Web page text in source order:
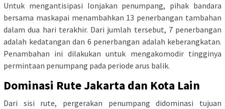
Untuk mengantisipasi lonjakan penumpang, pihak bandara
bersama maskapai menambahkan 13 penerbangan tambahan
dalam dua hari terakhir. Dari jumlah tersebut, 7 penerbangan
adalah kedatangan dan 6 penerbangan adalah keberangkatan.
Penambahan ini dilakukan untuk mengakomodir tingginya
permintaan penumpang pada periode arus balik.
Dominasi Rute Jakarta dan Kota Lain
Dari sisi rute, pergerakan penumpang didominasi tujuan